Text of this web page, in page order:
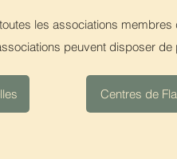
les associations
peuvent disposer
Centres de